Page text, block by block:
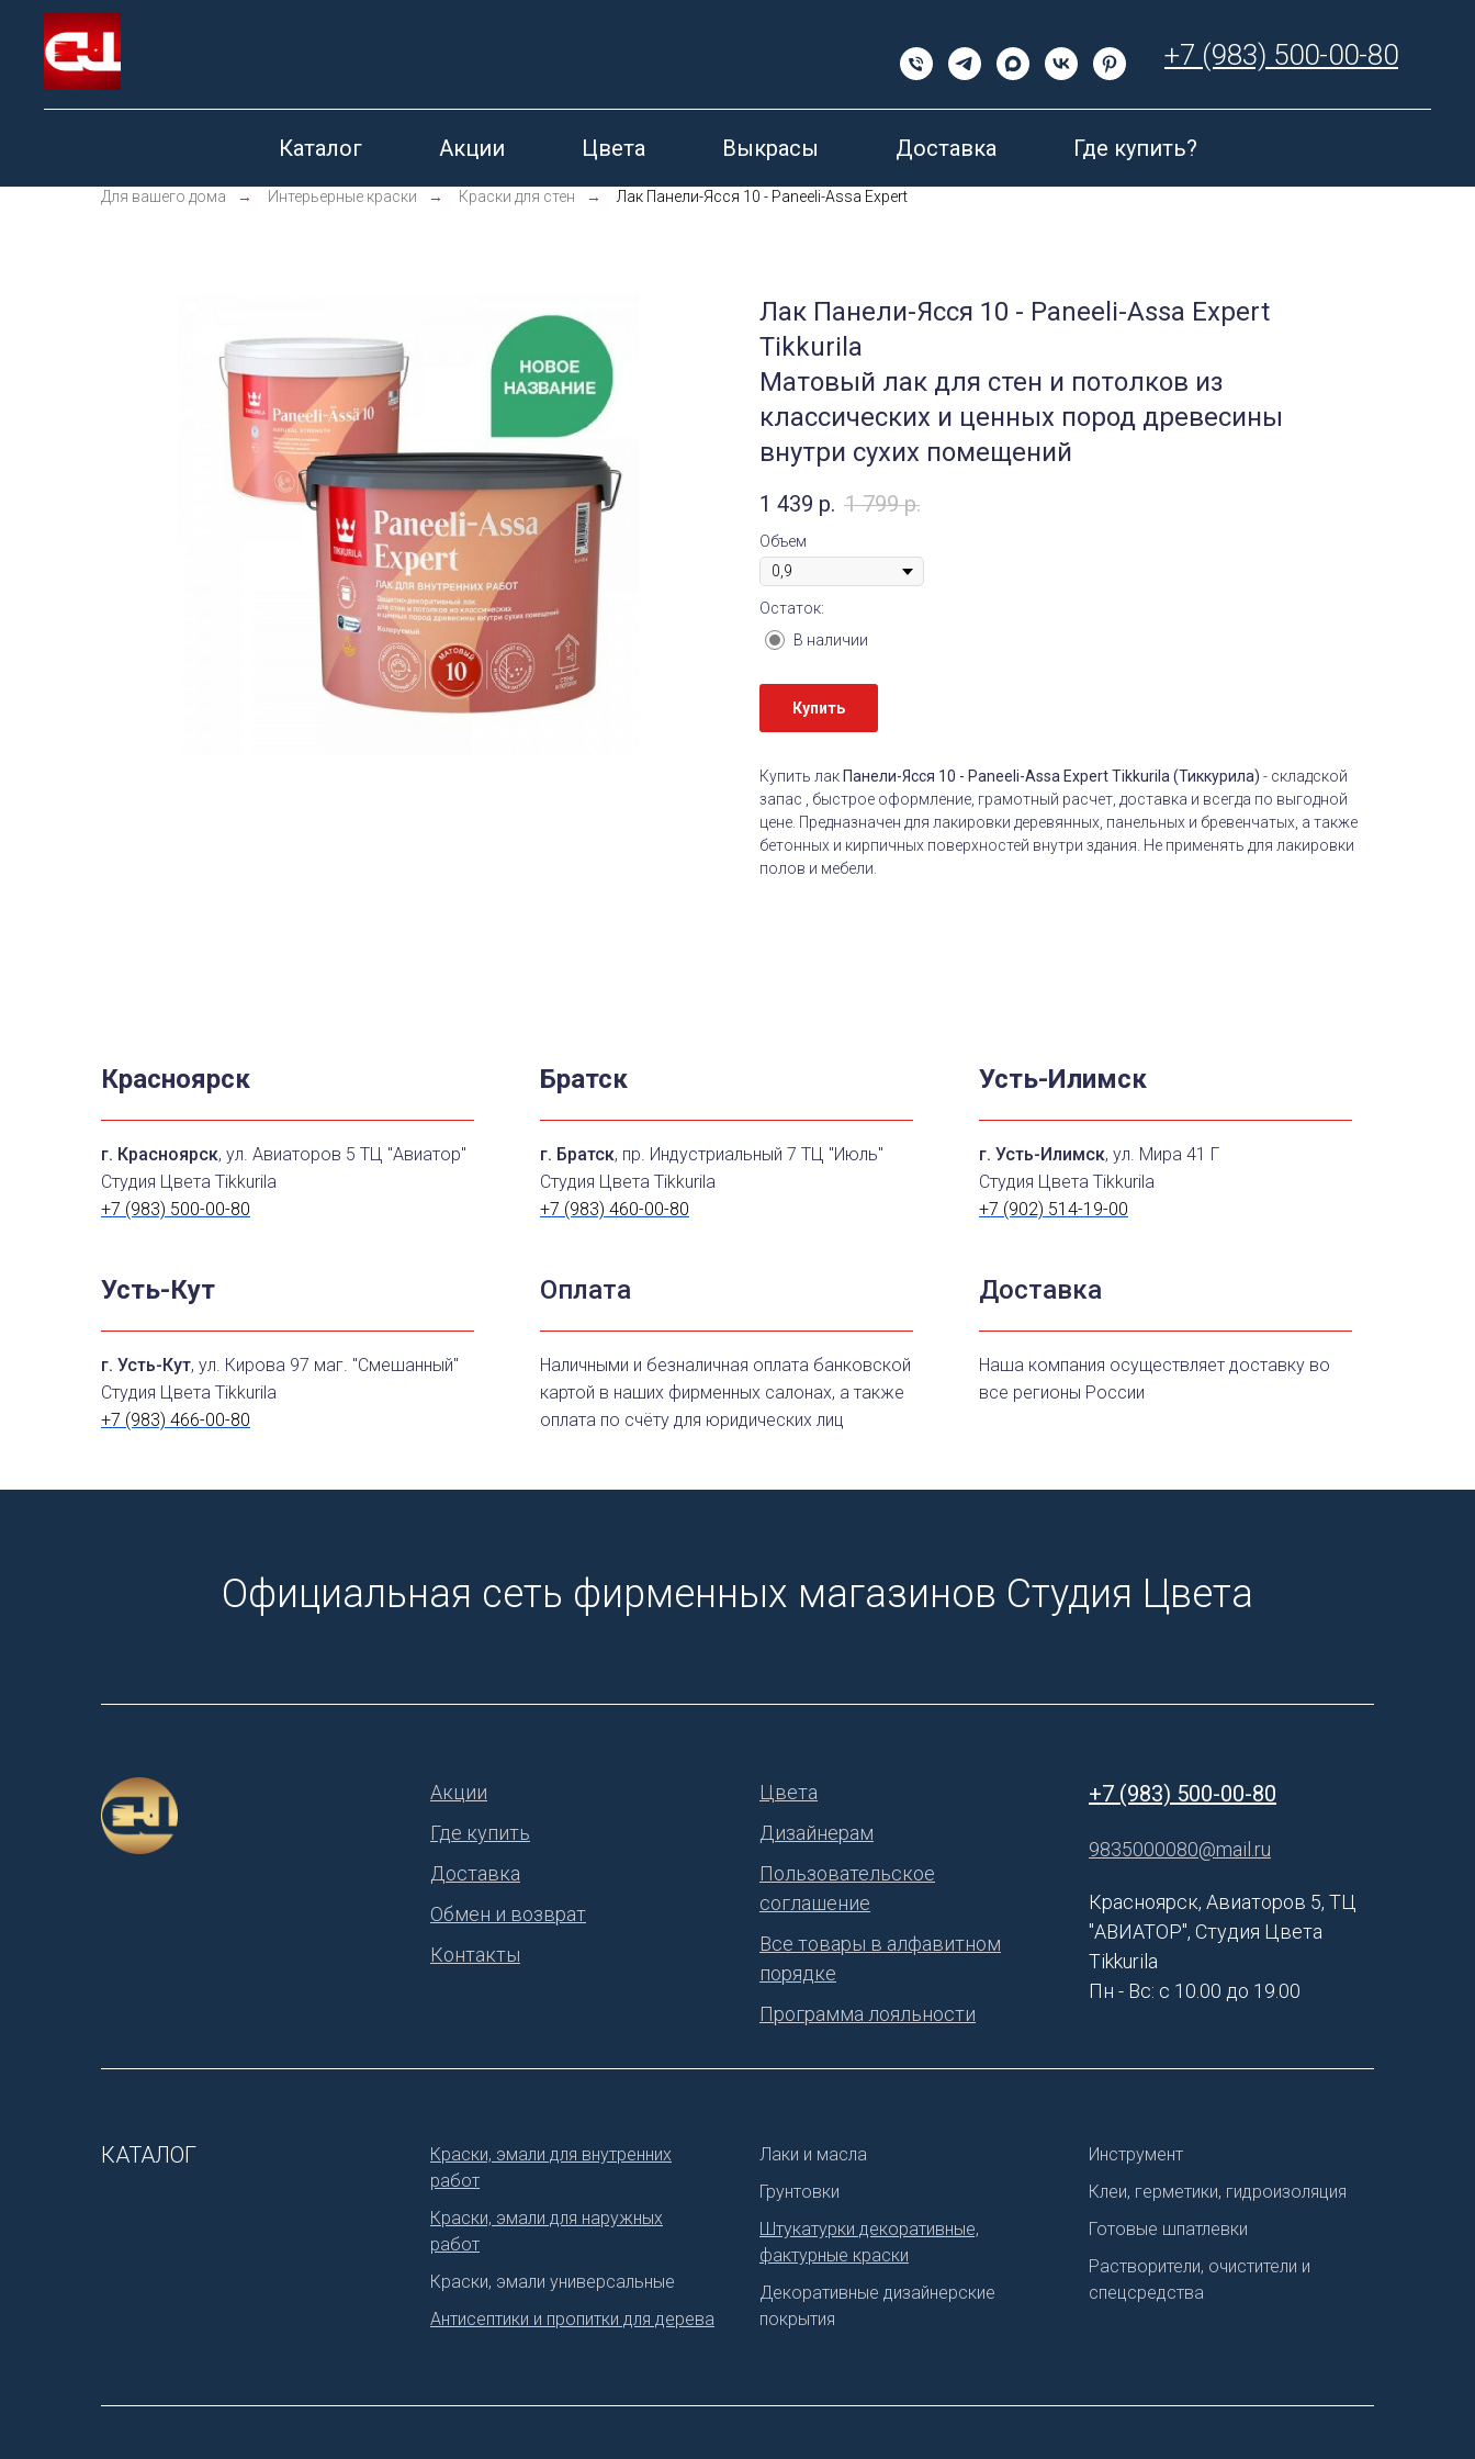
+7 (983) 500-00-80
Каталог Акции Цвета Выкрасы Доставка Где купить?
Для вашего дома → Интерьерные краски → Краски для стен → Лак Панели-Ясся 10 - Paneeli-Assa Expert
Лак Панели-Ясся 10 - Paneeli-Assa Expert
Tikkurila
Матовый лак для стен и потолков из
классических и ценных пород древесины
внутри сухих помещений
1 439 р. 1 799 р.
Объем
Остаток:
В наличии
Купить
Купить лак Панели-Ясся 10 - Paneeli-Assa Expert Tikkurila (Тиккурила) - складской
запас , быстрое оформление, грамотный расчет, доставка и всегда по выгодной
цене. Предназначен для лакировки деревянных, панельных и бревенчатых, а также
бетонных и кирпичных поверхностей внутри здания. Не применять для лакировки
полов и мебели.
Красноярск
г. Красноярск, ул. Авиаторов 5 ТЦ "Авиатор"
Студия Цвета Tikkurila
+7 (983) 500-00-80
Братск
г. Братск, пр. Индустриальный 7 ТЦ "Июль"
Студия Цвета Tikkurila
+7 (983) 460-00-80
Усть-Илимск
г. Усть-Илимск, ул. Мира 41 Г
Студия Цвета Tikkurila
+7 (902) 514-19-00
Усть-Кут
г. Усть-Кут, ул. Кирова 97 маг. "Смешанный"
Студия Цвета Tikkurila
+7 (983) 466-00-80
Оплата
Наличными и безналичная оплата банковской
картой в наших фирменных салонах, а также
оплата по счёту для юридических лиц
Доставка
Наша компания осуществляет доставку во
все регионы России
Официальная сеть фирменных магазинов Студия Цвета
Акции
Где купить
Доставка
Обмен и возврат
Контакты
Цвета
Дизайнерам
Пользовательское
соглашение
Все товары в алфавитном
порядке
Программа лояльности
+7 (983) 500-00-80
9835000080@mail.ru
Красноярск, Авиаторов 5, ТЦ
"АВИАТОР", Студия Цвета
Tikkurila
Пн - Вс: с 10.00 до 19.00
КАТАЛОГ
Краски, эмали для внутренних
работ
Краски, эмали для наружных
работ
Краски, эмали универсальные
Антисептики и пропитки для дерева
Лаки и масла
Грунтовки
Штукатурки декоративные,
фактурные краски
Декоративные дизайнерские
покрытия
Инструмент
Клеи, герметики, гидроизоляция
Готовые шпатлевки
Растворители, очистители и
спецсредства